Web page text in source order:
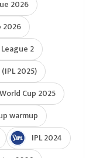
2026
2026
2
2025)
Cup 2025
warmup
IPL 2024